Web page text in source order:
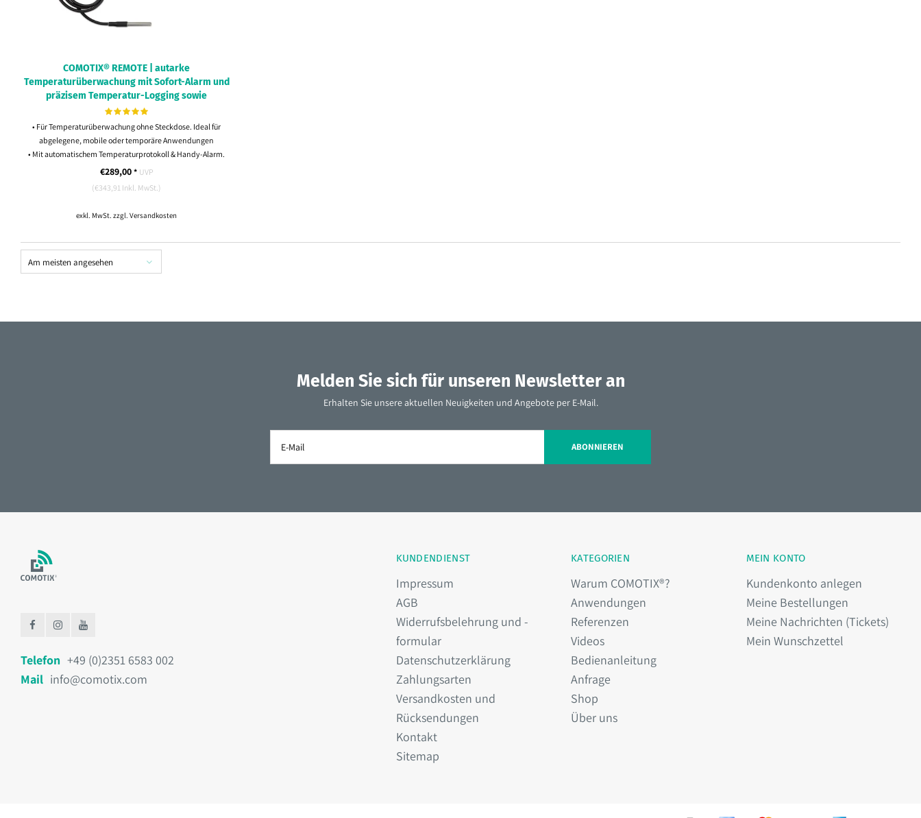
COMOTIX® REMOTE | autarke
Temperaturüberwachung mit Sofort-Alarm und
präzisem Temperatur-Logging sowie
automatischer Protokoll-Erstellung. Für 1
Messstelle
• Für Temperaturüberwachung ohne Steckdose. Ideal für
abgelegene, mobile oder temporäre Anwendungen
• Mit automatischem Temperaturprotokoll & Handy-Alarm.
• Funktioniert ohne WLAN und Stromversorgung
€289,00 * UVP
(€343,91 Inkl. MwSt.)
exkl. MwSt. zzgl. Versandkosten
Am meisten angesehen
Melden Sie sich für unseren Newsletter an
Erhalten Sie unsere aktuellen Neuigkeiten und Angebote per E-Mail.
ABONNIEREN
Telefon +49 (0)2351 6583 002
Mail info@comotix.com
KUNDENDIENST
Impressum
AGB
Widerrufsbelehrung und -
formular
Datenschutzerklärung
Zahlungsarten
Versandkosten und
Rücksendungen
Kontakt
Sitemap
KATEGORIEN
Warum COMOTIX®?
Anwendungen
Referenzen
Videos
Bedienanleitung
Anfrage
Shop
Über uns
MEIN KONTO
Kundenkonto anlegen
Meine Bestellungen
Meine Nachrichten (Tickets)
Mein Wunschzettel